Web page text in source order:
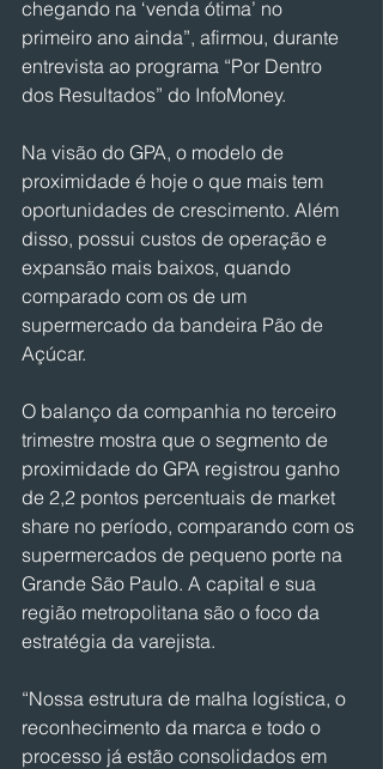
chegando na ‘venda ótima’ no
primeiro ano ainda”, afirmou, durante
entrevista ao programa “Por Dentro
dos Resultados” do InfoMoney.
Na visão do GPA, o modelo de
proximidade é hoje o que mais tem
oportunidades de crescimento. Além
disso, possui custos de operação e
expansão mais baixos, quando
comparado com os de um
supermercado da bandeira Pão de
Açúcar.
O balanço da companhia no terceiro
trimestre mostra que o segmento de
proximidade do GPA registrou ganho
de 2,2 pontos percentuais de market
share no período, comparando com os
supermercados de pequeno porte na
Grande São Paulo. A capital e sua
região metropolitana são o foco da
estratégia da varejista.
“Nossa estrutura de malha logística, o
reconhecimento da marca e todo o
processo já estão consolidados em